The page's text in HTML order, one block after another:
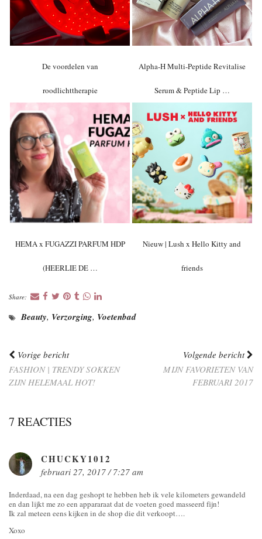
De voordelen van
roodlichttherapie
Alpha-H Multi-Peptide Revitalise
Serum & Peptide Lip …
HEMA x FUGAZZI PARFUM HDP
(HEERLIE DE …
Nieuw | Lush x Hello Kitty and
friends
Share:
Beauty, Verzorging, Voetenbad
Vorige bericht
FASHION | TRENDY SOKKEN
ZIJN HELEMAAL HOT!
Volgende bericht
MIJN FAVORIETEN VAN
FEBRUARI 2017
7 REACTIES
CHUCKY1012
februari 27, 2017 / 7:27 am
Inderdaad, na een dag geshopt te hebben heb ik vele kilometers gewandeld
en dan lijkt me zo een appararaat dat de voeten goed masseerd fijn!
Ik zal meteen eens kijken in de shop die dit verkoopt….
Xoxo